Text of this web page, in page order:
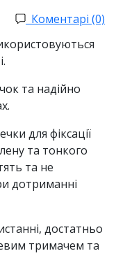
Коментарі (0)
та надійно
для фіксації
та тонкого
та не
дотриманні
достатньо
тримачем та